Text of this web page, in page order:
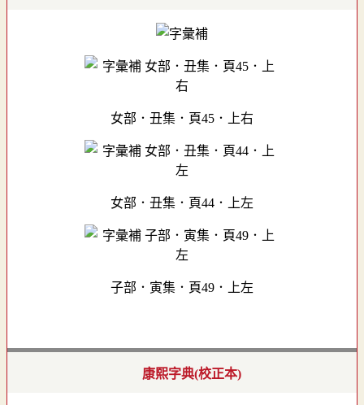
女部．丑集．頁45．上右
女部．丑集．頁44．上左
子部．寅集．頁49．上左
康熙字典(校正本)